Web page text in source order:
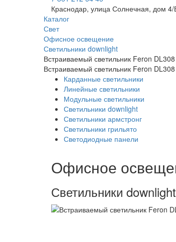
Краснодар, улица Солнечная, дом
Каталог
Свет
Офисное освещение
Светильники downlight
Встраиваемый светильник Feron
Встраиваемый светильник Feron
Карданные светильники
Линейные светильники
Модульные светильники
Светильники downlight
Светильники армстронг
Светильники грильято
Светодиодные панели
Офисное
Светильники downlight